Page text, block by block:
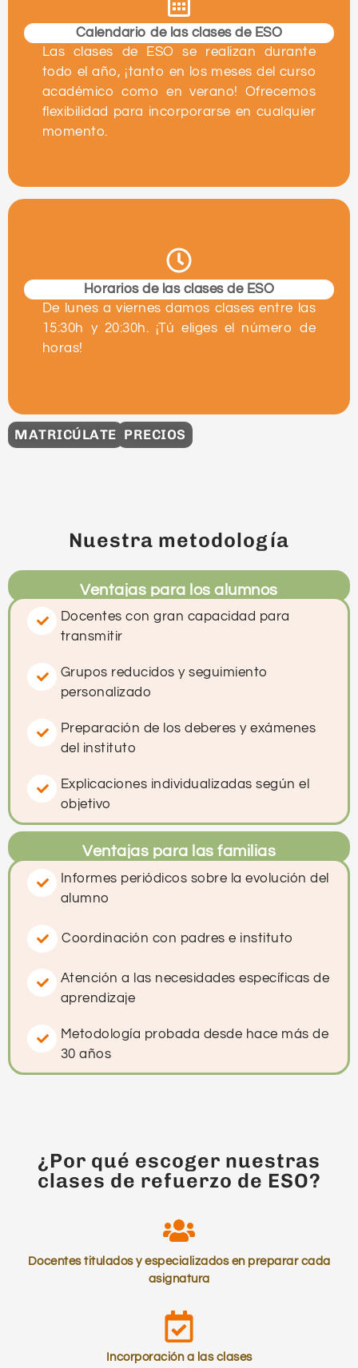
Calendario de las clases de ESO
Las clases de ESO se realizan durante
todo el año, ¡tanto en los meses del curso
académico como en verano! Ofrecemos
flexibilidad para incorporarse en cualquier
momento.
Horarios de las clases de ESO
De lunes a viernes damos clases entre las
15:30h y 20:30h. ¡Tú eliges el número de
horas!
MATRICÚLATE PRECIOS
Nuestra metodología
Ventajas para los alumnos
Docentes con gran capacidad para
transmitir
Grupos reducidos y seguimiento
personalizado
Preparación de los deberes y exámenes
del instituto
Explicaciones individualizadas según el
objetivo
Ventajas para las familias
Informes periódicos sobre la evolución del
alumno
Coordinación con padres e instituto
Atención a las necesidades específicas de
aprendizaje
Metodología probada desde hace más de
30 años
¿Por qué escoger nuestras
clases de refuerzo de ESO?
Docentes titulados y especializados en preparar cada
asignatura
Incorporación a las clases